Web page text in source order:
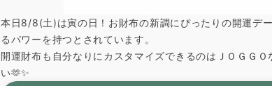
デスク用
実は、会社のデスク用に使っています。
本日8/8(土)は寅の日！お財布の新調にぴったりの開運デ
るパワーを持つとされています。
開運財布も自分なりにカスタマイズできるのはＪＯＧＧ
い🫶✨